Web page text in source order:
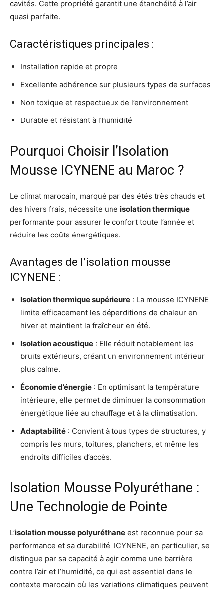
cavités. Cette propriété garantit une étanchéité à l’air
quasi parfaite.
Caractéristiques principales :
Installation rapide et propre
Excellente adhérence sur plusieurs types de surfaces
Non toxique et respectueux de l’environnement
Durable et résistant à l’humidité
Pourquoi Choisir l’Isolation
Mousse ICYNENE au Maroc ?
Le climat marocain, marqué par des étés très chauds et
des hivers frais, nécessite une isolation thermique
performante pour assurer le confort toute l’année et
réduire les coûts énergétiques.
Avantages de l’isolation mousse
ICYNENE :
Isolation thermique supérieure : La mousse ICYNENE
limite efficacement les déperditions de chaleur en
hiver et maintient la fraîcheur en été.
Isolation acoustique : Elle réduit notablement les
bruits extérieurs, créant un environnement intérieur
plus calme.
Économie d’énergie : En optimisant la température
intérieure, elle permet de diminuer la consommation
énergétique liée au chauffage et à la climatisation.
Adaptabilité : Convient à tous types de structures, y
compris les murs, toitures, planchers, et même les
endroits difficiles d’accès.
Isolation Mousse Polyuréthane :
Une Technologie de Pointe
L’isolation mousse polyuréthane est reconnue pour sa
performance et sa durabilité. ICYNENE, en particulier, se
distingue par sa capacité à agir comme une barrière
contre l’air et l’humidité, ce qui est essentiel dans le
contexte marocain où les variations climatiques peuvent